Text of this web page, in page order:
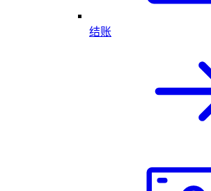
结账